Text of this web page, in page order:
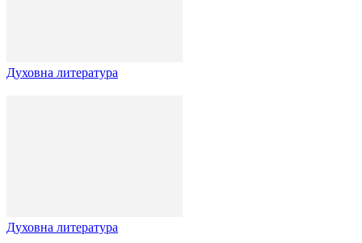
Духовна литература
Духовна литература